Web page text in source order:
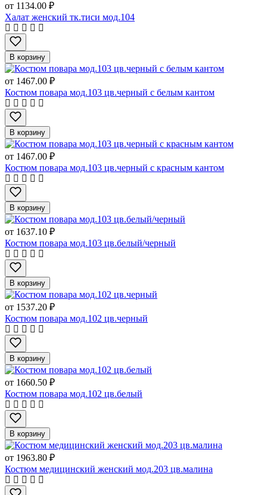
от 1134.00 ₽
Халат женский тк.тиси мод.104
В корзину
от 1467.00 ₽
Костюм повара мод.103 цв.черный с белым кантом
В корзину
от 1467.00 ₽
Костюм повара мод.103 цв.черный с красным кантом
В корзину
от 1637.10 ₽
Костюм повара мод.103 цв.белый/черный
В корзину
от 1537.20 ₽
Костюм повара мод.102 цв.черный
В корзину
от 1660.50 ₽
Костюм повара мод.102 цв.белый
В корзину
от 1963.80 ₽
Костюм медицинский женский мод.203 цв.малина